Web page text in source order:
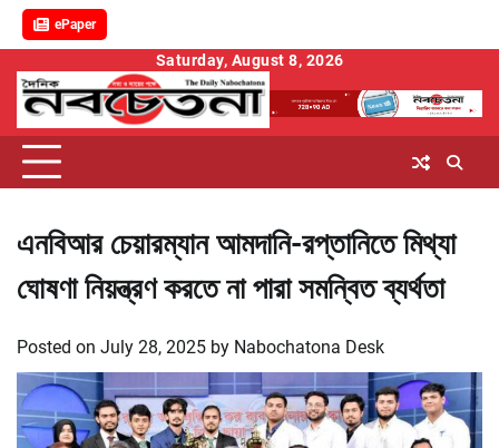
ePaper
content
Saturday, August 8, 2026
এনবিআর চেয়ারম্যান আমদানি-রপ্তানিতে মিথ্যা
ঘোষণা নিয়ন্ত্রণ করতে না পারা সমন্বিত ব্যর্থতা
Posted on July 28, 2025 by Nabochatona Desk